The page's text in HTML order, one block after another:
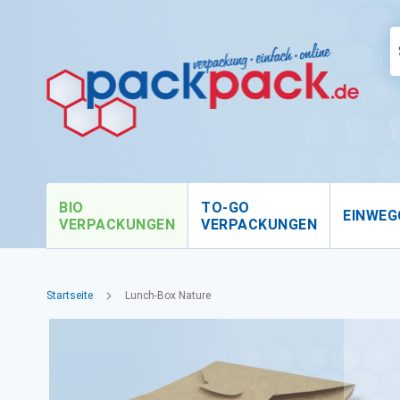
BIO
VERPACKUNGEN
TO-GO
VERPACKUNGEN
Startseite Lunch-Box Nature